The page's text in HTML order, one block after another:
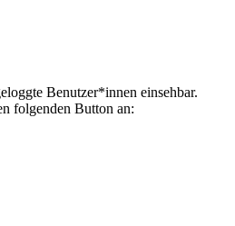
Benutzer*innen einsehbar.
folgenden Button an: